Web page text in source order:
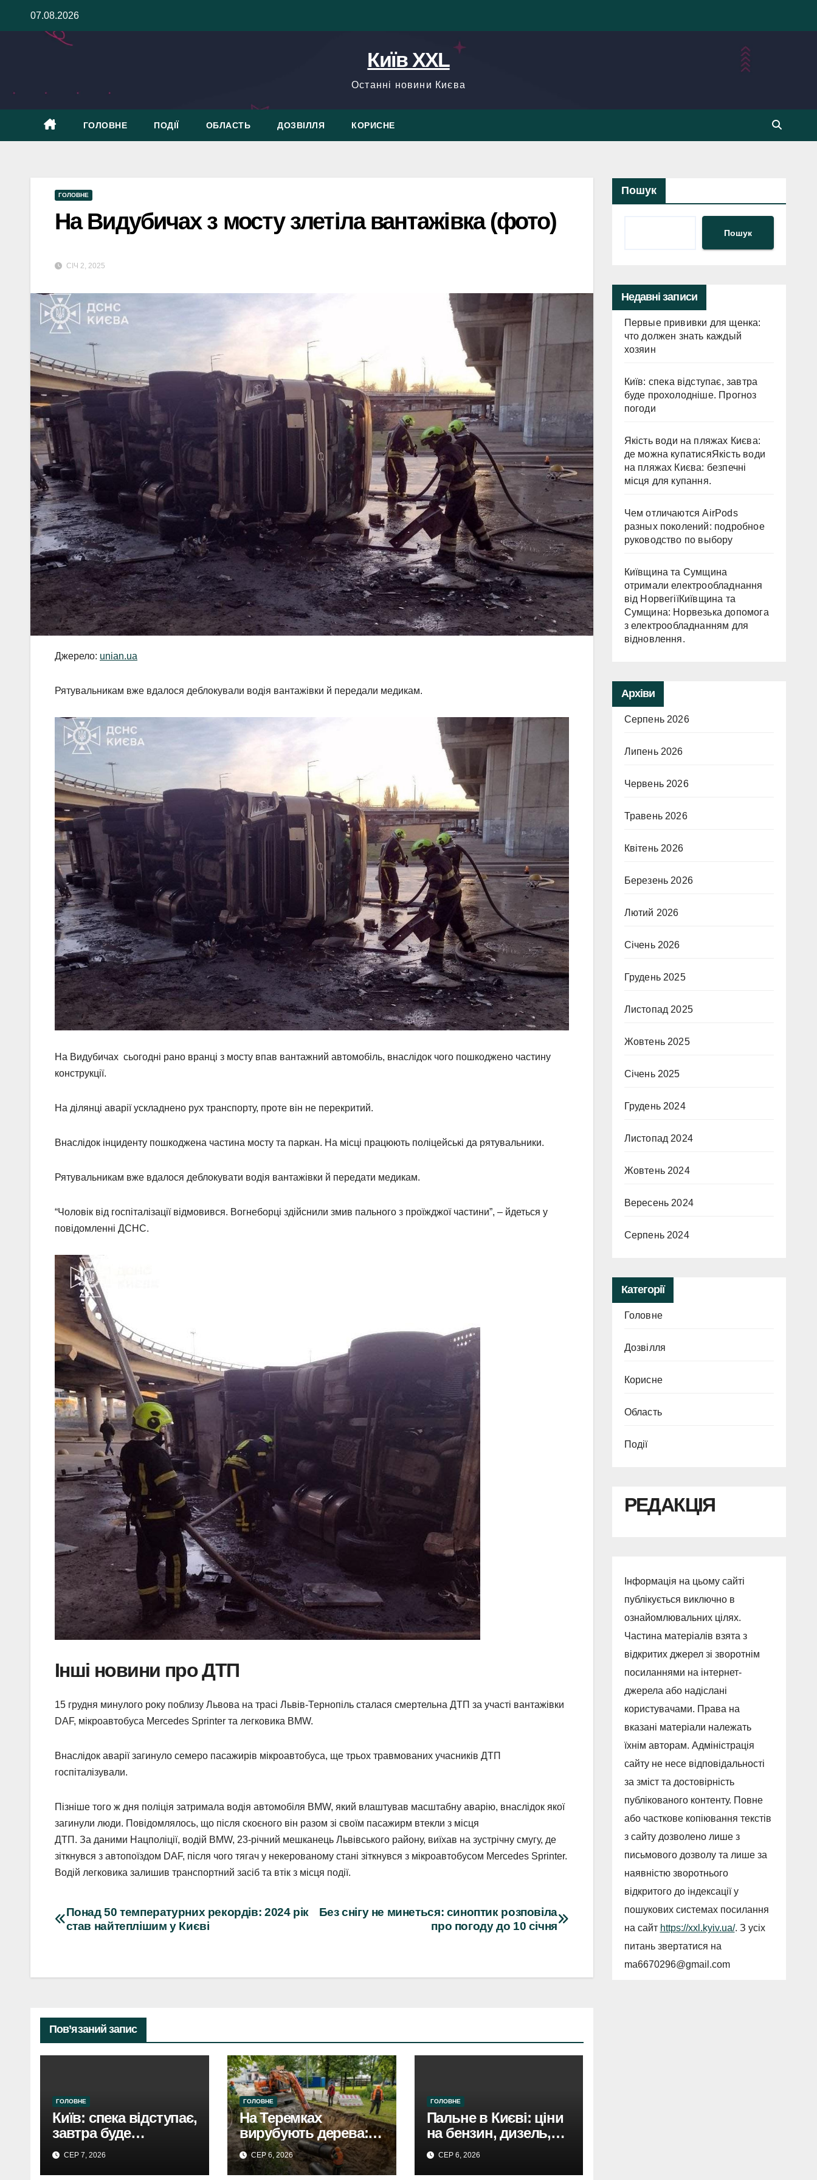
07.08.2026
Київ XXL
Останні новини Києва
ГОЛОВНЕ ПОДІЇ ОБЛАСТЬ ДОЗВІЛЛЯ КОРИСНЕ
ГОЛОВНЕ
На Видубичах з мосту злетіла вантажівка (фото)
СІЧ 2, 2025
Джерело: unian.ua
Рятувальникам вже вдалося деблокували водія вантажівки й передали медикам.
На Видубичах сьогодні рано вранці з мосту впав вантажний автомобіль, внаслідок чого пошкоджено частину
конструкції.
На ділянці аварії ускладнено рух транспорту, проте він не перекритий.
Внаслідок інциденту пошкоджена частина мосту та паркан. На місці працюють поліцейські да рятувальники.
Рятувальникам вже вдалося деблокувати водія вантажівки й передати медикам.
“Чоловік від госпіталізації відмовився. Вогнеборці здійснили змив пального з проїжджої частини”, – йдеться у
повідомленні ДСНС.
Інші новини про ДТП
15 грудня минулого року поблизу Львова на трасі Львів-Тернопіль сталася смертельна ДТП за участі вантажівки
DAF, мікроавтобуса Mercedes Sprinter та легковика BMW.
Внаслідок аварії загинуло семеро пасажирів мікроавтобуса, ще трьох травмованих учасників ДТП
госпіталізували.
Пізніше того ж дня поліція затримала водія автомобіля BMW, який влаштував масштабну аварію, внаслідок якої
загинули люди. Повідомлялось, що після скоєного він разом зі своїм пасажирм втекли з місця
ДТП. За даними Нацполіції, водій BMW, 23-річний мешканець Львівського району, виїхав на зустрічну смугу, де
зіткнувся з автопоїздом DAF, після чого тягач у некерованому стані зіткнувся з мікроавтобусом Mercedes Sprinter.
Водій легковика залишив транспортний засіб та втік з місця події.
Навігація
Без снігу не минеться: синоптик розповіла
про погоду до 10 січня
Понад 50 температурних рекордів: 2024 рік
став найтеплішим у Києві
Пов’язаний запис
ГОЛОВНЕ
Київ: спека відступає,
завтра буде
прохолодніше.
Прогноз погоди
СЕР 7, 2026
ГОЛОВНЕ
На Теремках
вирубують дерева: в
Києві триває
будівництво
СЕР 6, 2026
ГОЛОВНЕ
Пальне в Києві: ціни
на бензин, дизель,
газ 5 серпня. Не
втішає.
СЕР 6, 2026
Пошук
Пошук
Недавні записи
Первые прививки для щенка:
что должен знать каждый
хозяин
Київ: спека відступає, завтра
буде прохолодніше. Прогноз
погоди
Якість води на пляжах Києва:
де можна купатисяЯкість води
на пляжах Києва: безпечні
місця для купання.
Чем отличаются AirPods
разных поколений: подробное
руководство по выбору
Київщина та Сумщина
отримали електрообладнання
від НорвегіїКиївщина та
Сумщина: Норвезька допомога
з електрообладнанням для
відновлення.
Архіви
Серпень 2026
Липень 2026
Червень 2026
Травень 2026
Квітень 2026
Березень 2026
Лютий 2026
Січень 2026
Грудень 2025
Листопад 2025
Жовтень 2025
Січень 2025
Грудень 2024
Листопад 2024
Жовтень 2024
Вересень 2024
Серпень 2024
Категорії
Головне
Дозвілля
Корисне
Область
Події
РЕДАКЦІЯ
Інформація на цьому сайті
публікується виключно в
ознайомлювальних цілях.
Частина матеріалів взята з
відкритих джерел зі зворотнім
посиланнями на інтернет-
джерела або надіслані
користувачами. Права на
вказані матеріали належать
їхнім авторам. Адміністрація
сайту не несе відповідальності
за зміст та достовірність
публікованого контенту. Повне
або часткове копіювання текстів
з сайту дозволено лише з
письмового дозволу та лише за
наявністю зворотнього
відкритого до індексації у
пошукових системах посилання
на сайт https://xxl.kyiv.ua/. З усіх
питань звертатися на
ma6670296@gmail.com